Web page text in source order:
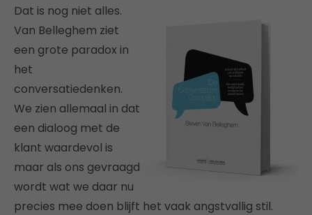
Dat is nog niet alles.
Van Belleghem ziet
een grote paradox in
het
conversatiedenken.
We zien allemaal in dat
een dialoog met de
klant waardevol is
maar als ons gevraagd
wordt wat we daar nu
precies mee doen blijft het vaak angstvallig stil.